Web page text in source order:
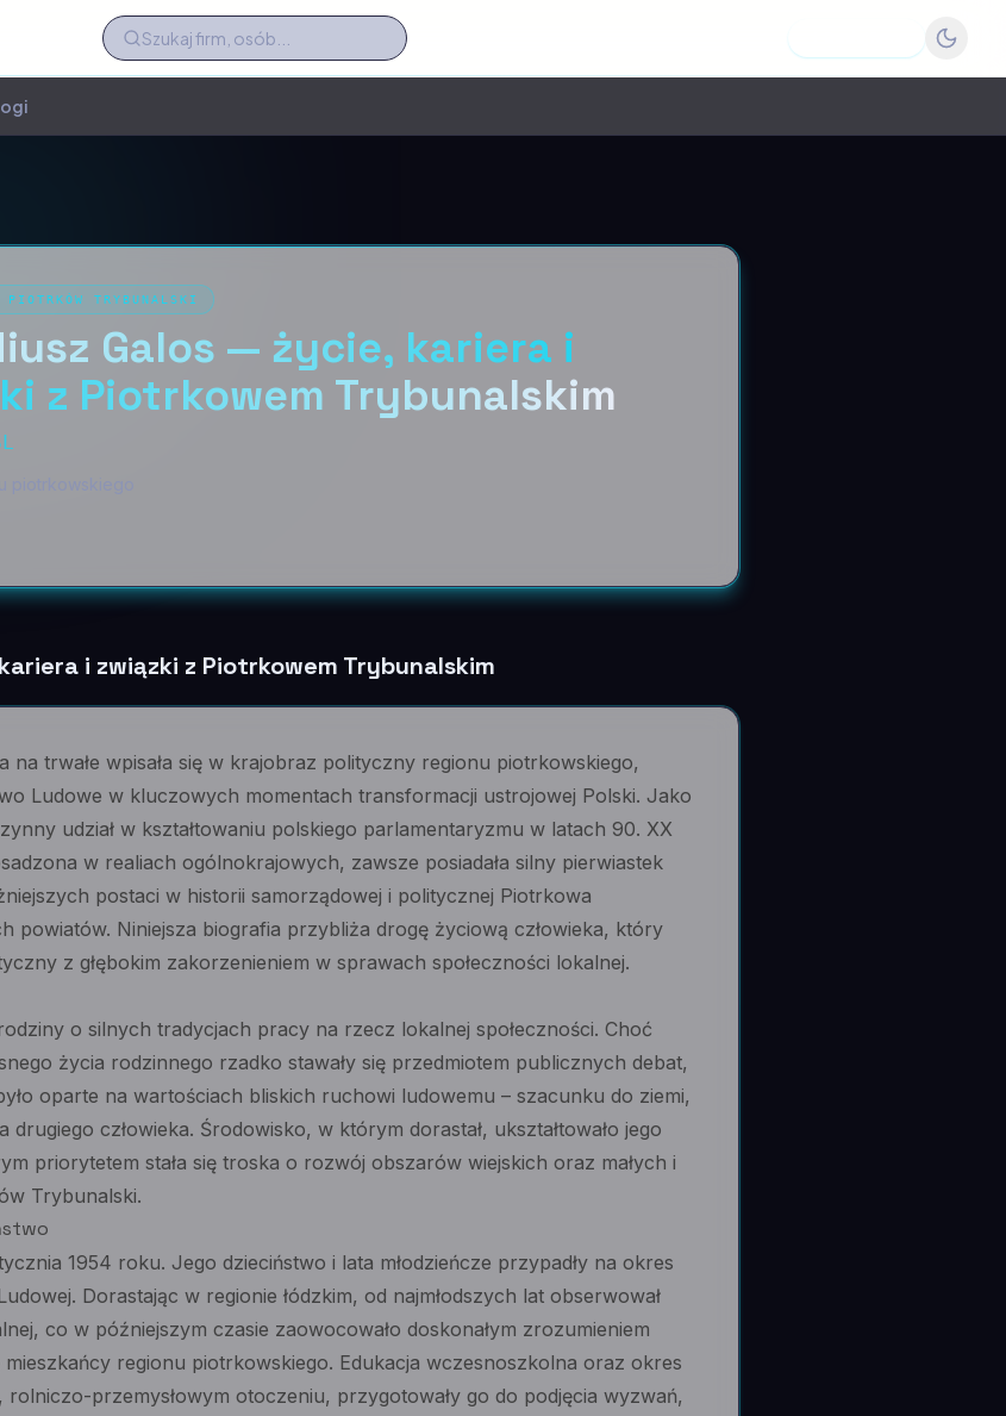
PIOTRKÓW TRYBUNALSKI
Galos — życie, kariera i
z Piotrkowem Trybunalskim
i związki z Piotrkowem Trybunalskim
na trwałe wpisała się w krajobraz polityczny regionu piotrkowskiego,
Ludowe w kluczowych momentach transformacji ustrojowej Polski. Jako
udział w kształtowaniu polskiego parlamentaryzmu w latach 90. XX
w realiach ogólnokrajowych, zawsze posiadała silny pierwiastek
postaci w historii samorządowej i politycznej Piotrkowa
powiatów. Niniejsza biografia przybliża drogę życiową człowieka, który
z głębokim zakorzenieniem w sprawach społeczności lokalnej.
o silnych tradycjach pracy na rzecz lokalnej społeczności. Choć
życia rodzinnego rzadko stawały się przedmiotem publicznych debat,
oparte na wartościach bliskich ruchowi ludowemu – szacunku do ziemi,
człowieka. Środowisko, w którym dorastał, ukształtowało jego
priorytetem stała się troska o rozwój obszarów wiejskich oraz małych i
Trybunalski.
1954 roku. Jego dzieciństwo i lata młodzieńcze przypadły na okres
Dorastając w regionie łódzkim, od najmłodszych lat obserwował
co w późniejszym czasie zaowocowało doskonałym zrozumieniem
regionu piotrkowskiego. Edukacja wczesnoszkolna oraz okres
przemysłowym otoczeniu, przygotowały go do podjęcia wyzwań,